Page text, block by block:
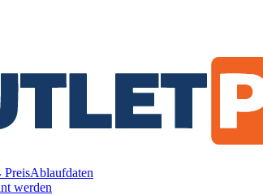
Ablaufdaten
werden